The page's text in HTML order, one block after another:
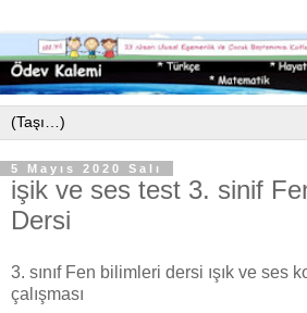
5 Mayıs 2020 Salı
işik ve ses test 3. sinif
Dersi
3. sınıf Fen bilimleri dersi ışık ve ses
çalışması